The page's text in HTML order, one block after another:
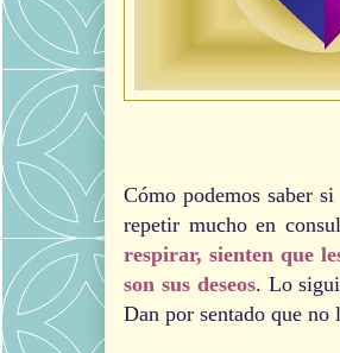
Cómo podemos saber
repetir mucho en
respirar, sienten que
son sus deseos. Lo
Dan por sentado que no